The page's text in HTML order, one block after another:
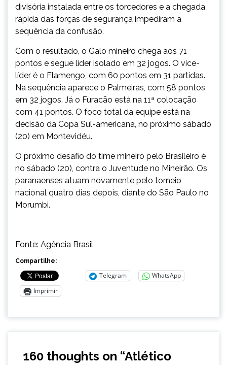
divisória instalada entre os torcedores e a chegada
rápida das forças de segurança impediram a
sequência da confusão.
Com o resultado, o Galo mineiro chega aos 71
pontos e segue líder isolado em 32 jogos. O vice-
líder é o Flamengo, com 60 pontos em 31 partidas.
Na sequência aparece o Palmeiras, com 58 pontos
em 32 jogos. Já o Furacão está na 11ª colocação
com 41 pontos. O foco total da equipe está na
decisão da Copa Sul-americana, no próximo sábado
(20) em Montevidéu.
O próximo desafio do time mineiro pelo Brasileiro é
no sábado (20), contra o Juventude no Mineirão. Os
paranaenses atuam novamente pelo torneio
nacional quatro dias depois, diante do São Paulo no
Morumbi.
Fonte: Agência Brasil
Compartilhe:
Telegram
WhatsApp
Imprimir
160 thoughts on “Atlético